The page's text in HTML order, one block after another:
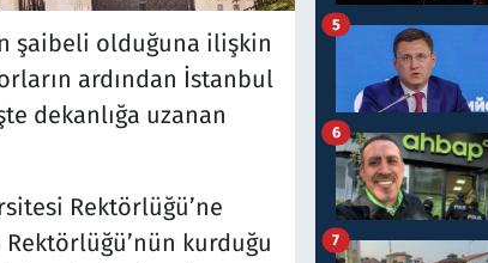
şaibeli olduğuna ilişkin
ardından İstanbul
dekanlığa uzanan
Rektörlüğü’ne
kurduğu
5
6
7